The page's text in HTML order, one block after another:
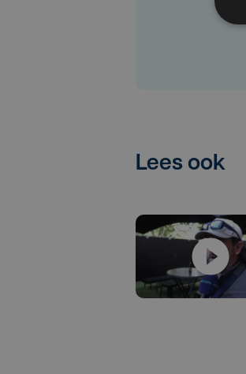
Lees ook